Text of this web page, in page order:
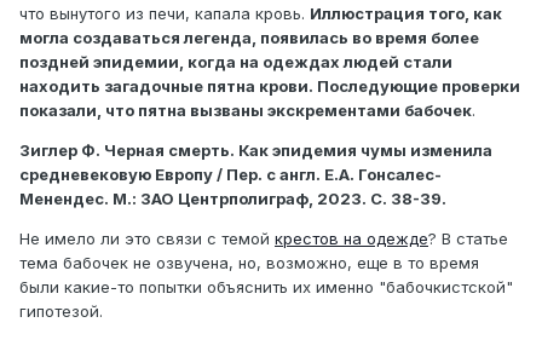
что вынутого из печи, капала кровь. Иллюстрация того, как
могла создаваться легенда, появилась во время более
поздней эпидемии, когда на одеждах людей стали
находить загадочные пятна крови. Последующие проверки
показали, что пятна вызваны экскрементами бабочек.
Зиглер Ф. Черная смерть. Как эпидемия чумы изменила
средневековую Европу / Пер. с англ. Е.А. Гонсалес-
Менендес. М.: ЗАО Центрполиграф, 2023. С. 38-39.
Не имело ли это связи с темой крестов на одежде? В статье
тема бабочек не озвучена, но, возможно, еще в то время
были какие-то попытки объяснить их именно "бабочкистской"
гипотезой.